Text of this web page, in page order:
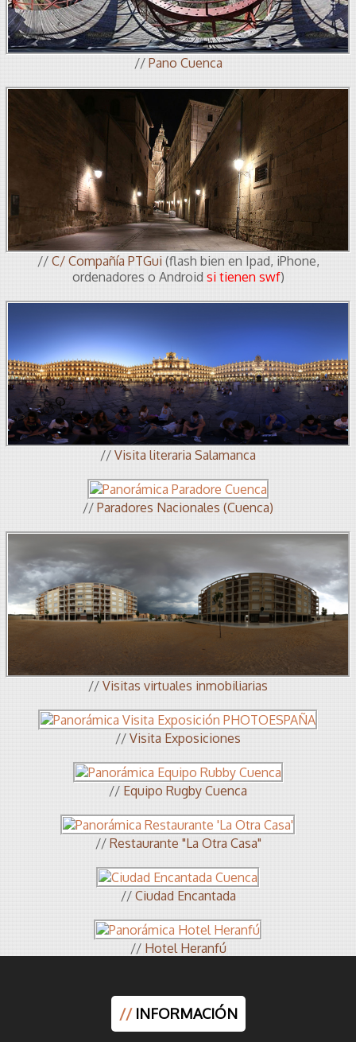
// Pano Cuenca
// C/ Compañía PTGui(flash bien en Ipad, iPhone,
ordenadores o Android si tienen swf)
// Visita literaria Salamanca
// Paradores Nacionales (Cuenca)
// Visitas virtuales inmobiliarias
// Visita Exposiciones
// Equipo Rugby Cuenca
// Restaurante "La Otra Casa"
// Ciudad Encantada
// Hotel Heranfú
//INFORMACIÓN